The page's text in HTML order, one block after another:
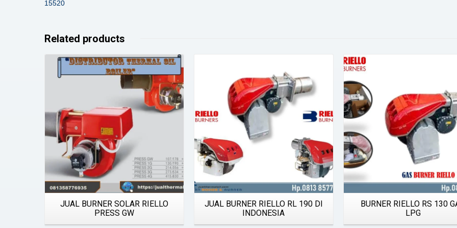
15520
Related products
Details
JUAL BURNER SOLAR RIELLO
PRESS GW
Details
JUAL BURNER RIELLO RL 190 DI
INDONESIA
BURNER RIELLO RS 130
LPG